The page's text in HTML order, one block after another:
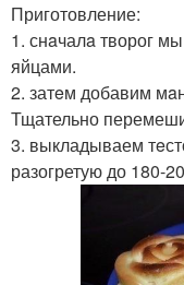
Приготовление:
1. снaчалa творог
яйцами.
2. затeм добавим
Тщательно
3. выкладываем
разогретую до 180-